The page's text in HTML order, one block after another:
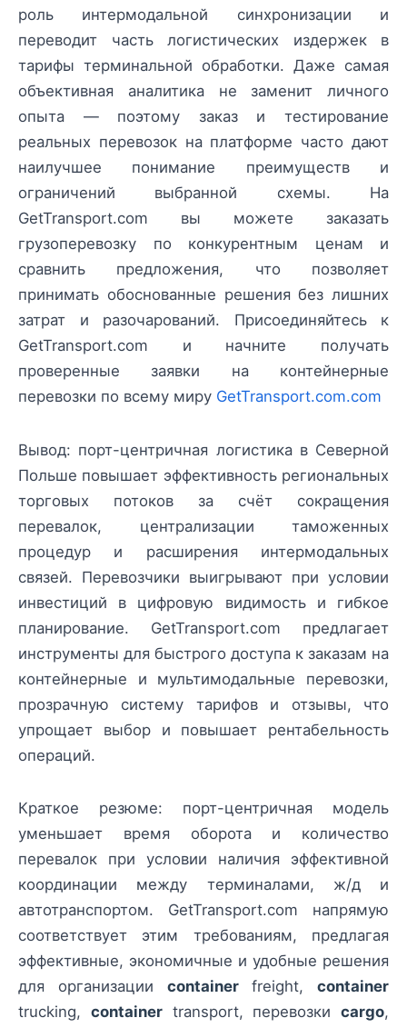
роль интермодальной синхронизации и
переводит часть логистических издержек в
тарифы терминальной обработки. Даже самая
объективная аналитика не заменит личного
опыта — поэтому заказ и тестирование
реальных перевозок на платформе часто дают
наилучшее понимание преимуществ и
ограничений выбранной схемы. На
GetTransport.com вы можете заказать
грузоперевозку по конкурентным ценам и
сравнить предложения, что позволяет
принимать обоснованные решения без лишних
затрат и разочарований. Присоединяйтесь к
GetTransport.com и начните получать
проверенные заявки на контейнерные
перевозки по всему миру GetTransport.com.com
Вывод: порт-центричная логистика в Северной
Польше повышает эффективность региональных
торговых потоков за счёт сокращения
перевалок, централизации таможенных
процедур и расширения интермодальных
связей. Перевозчики выигрывают при условии
инвестиций в цифровую видимость и гибкое
планирование. GetTransport.com предлагает
инструменты для быстрого доступа к заказам на
контейнерные и мультимодальные перевозки,
прозрачную систему тарифов и отзывы, что
упрощает выбор и повышает рентабельность
операций.
Краткое резюме: порт-центричная модель
уменьшает время оборота и количество
перевалок при условии наличия эффективной
координации между терминалами, ж/д и
автотранспортом. GetTransport.com напрямую
соответствует этим требованиям, предлагая
эффективные, экономичные и удобные решения
для организации containerfreight, container
trucking, containertransport, перевозки cargo,